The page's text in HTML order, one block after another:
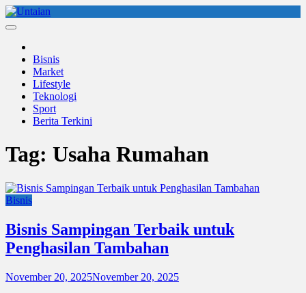
Skip
to
Bisnis
Market
Lifestyle
Teknologi
Sport
Berita Terkini
Tag: Usaha Rumahan
Bisnis
Bisnis Sampingan Terbaik untuk
Penghasilan Tambahan
November 20, 2025November 20, 2025